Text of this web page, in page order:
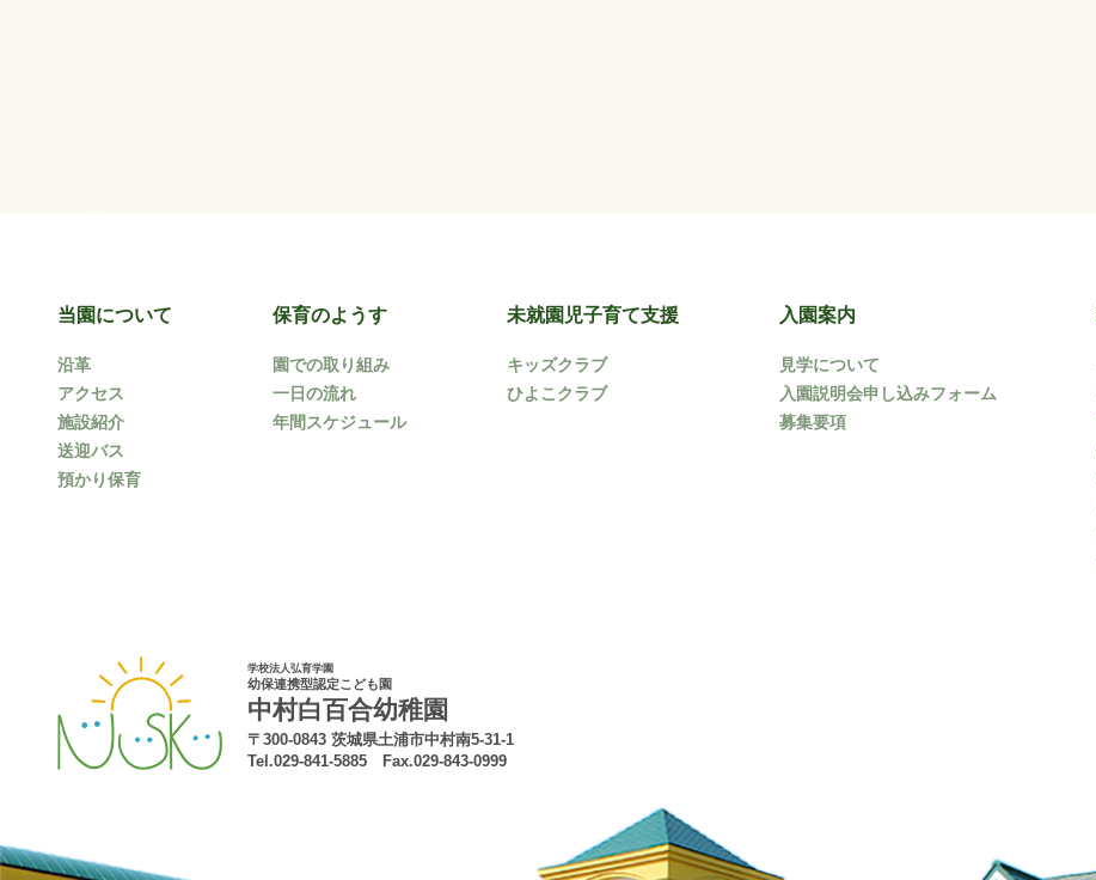
当園について
沿革
アクセス
施設紹介
送迎バス
預かり保育
保育のようす
園での取り組み
一日の流れ
年間スケジュール
未就園児子育て支援
キッズクラブ
ひよこクラブ
入園案内
見学について
入園説明会申し込みフォーム
募集要項
学校法人弘育学園
幼保連携型認定こども園
中村白百合幼稚園
〒300-0843 茨城県土浦市中村南5-31-1
Tel.029-841-5885 Fax.029-843-0999